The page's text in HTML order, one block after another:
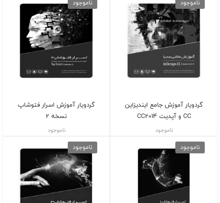
ناموجود
گردویار آموزش جامع ایندیزاین
CC و آپدیت CC2014
ناموجود
ناموجود
گردویار آموزش اسرار فتوشاپ
نسخه 2
ناموجود
ناموجود ناموجود